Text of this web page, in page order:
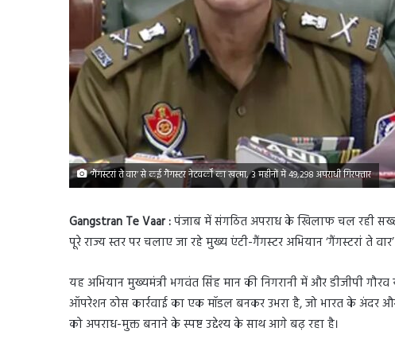
‘गैंगस्टरां ते वार’ से कई गैंगस्टर नेटवर्कों का खत्मा, 3 महीनों में 49,298 अपराधी गिरफ्तार
Gangstran Te Vaar :पंजाब में संगठित अपराध के खिलाफ चल रही सख्त
पूरे राज्य स्तर पर चलाए जा रहे मुख्य एंटी-गैंगस्टर अभियान ‘गैंगस्टरां ते
यह अभियान मुख्यमंत्री भगवंत सिंह मान की निगरानी में और डीजीपी
ऑपरेशन ठोस कार्रवाई का एक मॉडल बनकर उभरा है, जो भारत के अंदर
को अपराध-मुक्त बनाने के स्पष्ट उद्देश्य के साथ आगे बढ़ रहा है।